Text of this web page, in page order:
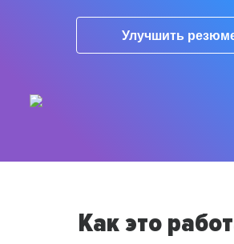
Улучшить
Как это